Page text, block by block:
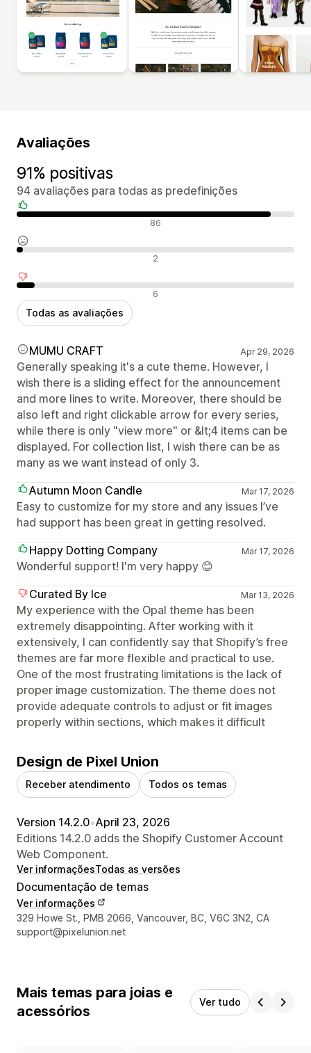
Avaliações
91% positivas
94 avaliações para todas as predefinições
Avaliações positivas 86
Avaliações neutras 2
Avaliações negativas 6
Todas as avaliações
MUMU CRAFT Apr 29, 2026
Generally speaking it's a cute theme. However, I
wish there is a sliding effect for the announcement
and more lines to write. Moreover, there should be
also left and right clickable arrow for every series,
while there is only "view more" or &lt;4 items can be
displayed. For collection list, I wish there can be as
many as we want instead of only 3.
Autumn Moon Candle
Mar 17, 2026
Easy to customize for my store and any issues I’ve
had support has been great in getting resolved.
Happy Dotting Company
Mar 17, 2026
Wonderful support! I'm very happy 😊
Curated By Ice
Mar 13, 2026
My experience with the Opal theme has been
extremely disappointing. After working with it
extensively, I can confidently say that Shopify’s free
themes are far more flexible and practical to use.
One of the most frustrating limitations is the lack of
proper image customization. The theme does not
provide adequate controls to adjust or fit images
properly within sections, which makes it difficult
Design de Pixel Union
Receber atendimento Todos os temas
Version 14.2.0•April 23, 2026
Editions 14.2.0 adds the Shopify Customer Account
Web Component.
Ver informaçõesTodas as versões
Documentação de temas
Ver informações
Informações de contato do designer
329 Howe St., PMB 2066, Vancouver, BC, V6C 3N2, CA
support@pixelunion.net
Mais temas para joias e
acessórios
Ver tudo